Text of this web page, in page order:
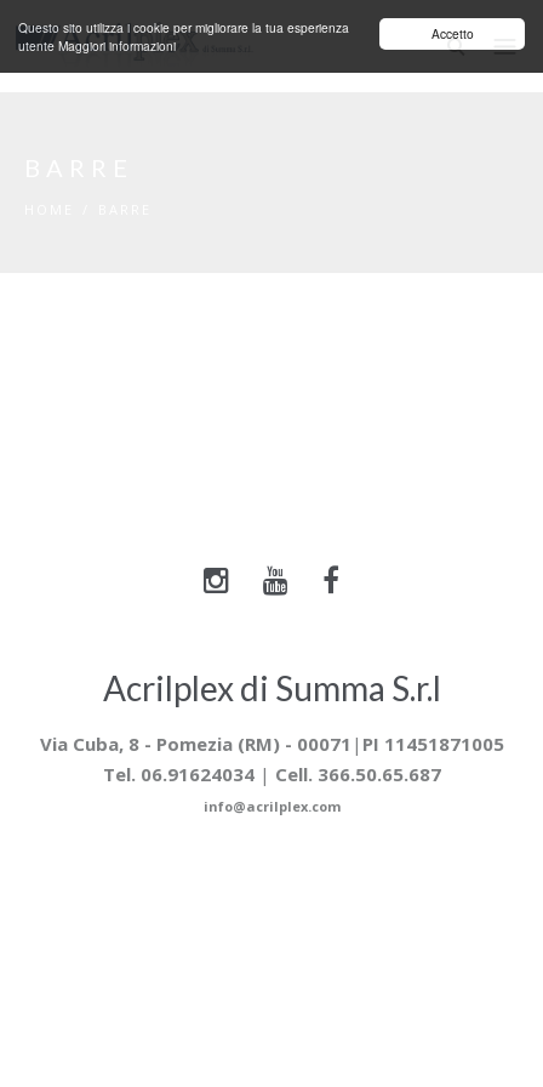
Accetto
Questo sito utilizza i cookie per migliorare la tua esperienza
utente Maggiori informazioni
Acrilplex di Summa S.r.l
Via Cuba, 8 - Pomezia (RM) - 00071 | PI 11451871005
Tel. 06.91624034| Cell. 366.50.65.687
info@acrilplex.com